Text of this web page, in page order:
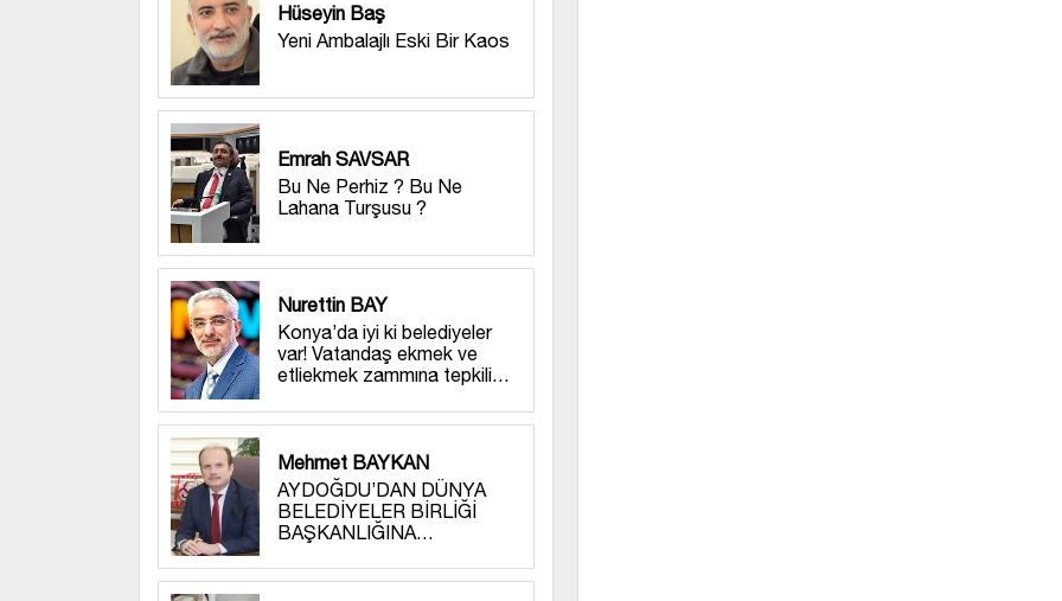
Hüseyin Baş
Yeni Ambalajlı Eski Bir Kaos
Emrah SAVSAR
Bu Ne Perhiz ? Bu Ne
Lahana Turşusu ?
Nurettin BAY
Konya’da iyi ki belediyeler
var! Vatandaş ekmek ve
etliekmek zammına tepkili…
Mehmet BAYKAN
AYDOĞDU’DAN DÜNYA
BELEDİYELER BİRLİĞİ
BAŞKANLIĞINA…